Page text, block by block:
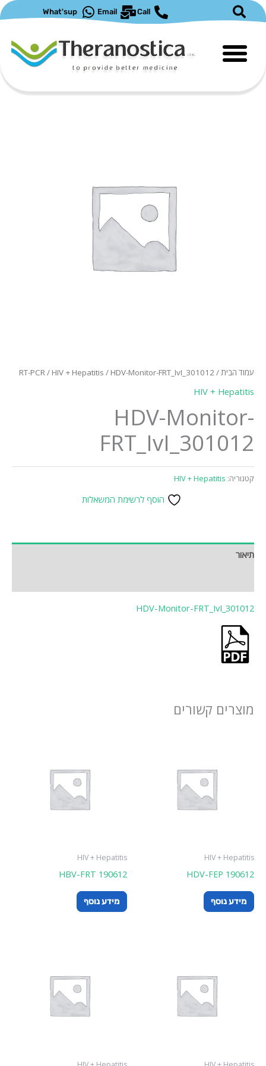
Call
Email
What'sup
עמוד הבית/
RT-PCR/ HIV + Hepatitis / HDV-Monitor-FRT_IvI_301012
HIV + Hepatitis
HDV-Monitor-
FRT_IvI_301012
קטגוריה: HIV + Hepatitis
הוסף לרשימת המשאלות
תיאור
HDV-Monitor-FRT_IvI_301012
מוצרים קשורים
HIV + Hepatitis
HDV-FEP 190612
מידע נוסף
HIV + Hepatitis
HBV-FRT 190612
מידע נוסף